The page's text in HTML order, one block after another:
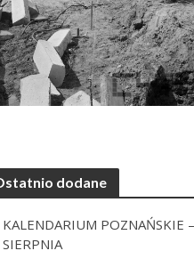
dodane
KALENDARIUM POZNAŃSKIE
SIERPNIA